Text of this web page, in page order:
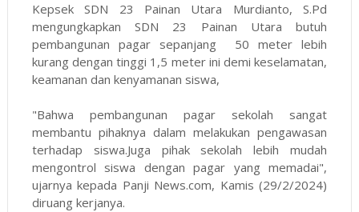
Kepsek SDN 23 Painan Utara Murdianto, S.Pd
mengungkapkan SDN 23 Painan Utara butuh
pembangunan pagar sepanjang 50 meter lebih
kurang dengan tinggi 1,5 meter ini demi keselamatan,
keamanan dan kenyamanan siswa,
"Bahwa pembangunan pagar sekolah sangat
membantu pihaknya dalam melakukan pengawasan
terhadap siswa.Juga pihak sekolah lebih mudah
mengontrol siswa dengan pagar yang memadai",
ujarnya kepada Panji News.com, Kamis (29/2/2024)
diruang kerjanya.